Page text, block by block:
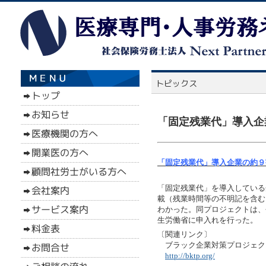
「固定残業代」導入
「固定残業代」導入企業の約
「固定残業代」を導入してい
載（残業時間等の不明記を含
わかった。同プロジェクトは
生労働省に申入れを行った。
〔関連リンク〕
ブラック企業対策プロジェ
http://bktp.org/